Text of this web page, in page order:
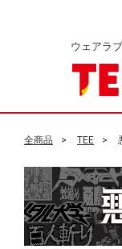
ウェアラ
全商品 TEE